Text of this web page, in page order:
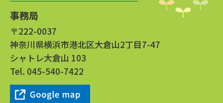
事務局
〒222-0037
神奈川県横浜市港北区大倉山2丁目7-47
シャトレ大倉山 103
Tel. 045-540-7422